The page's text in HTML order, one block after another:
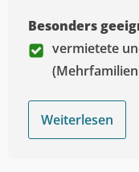
Besonders
vermietete
Weiterlesen